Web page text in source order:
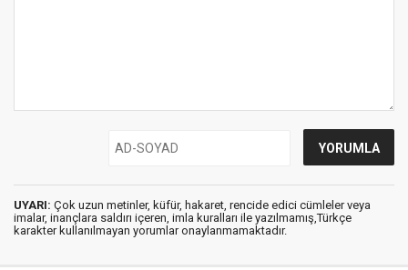
UYARI: Çok uzun metinler, küfür, hakaret, rencide edici cümleler veya
imalar, inançlara saldırı içeren, imla kuralları ile yazılmamış,Türkçe
karakter kullanılmayan yorumlar onaylanmamaktadır.